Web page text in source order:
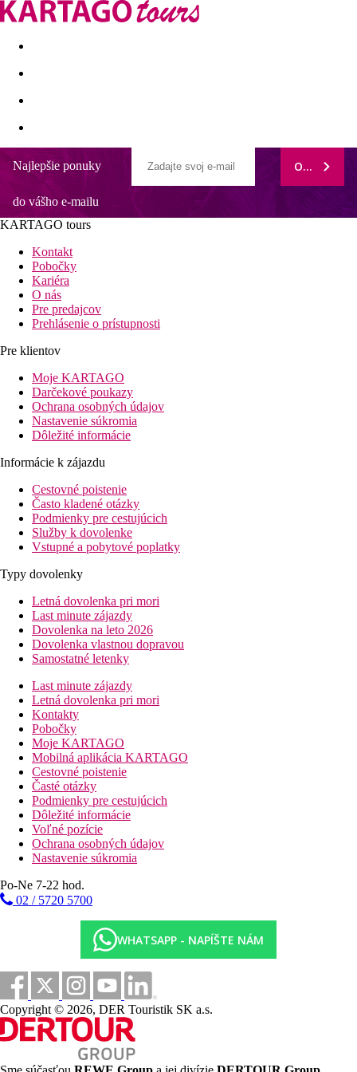
Last minute Dovolenkové kluby
Villa Melodie
Vzdialenosti
1 m
Nákupy
1,5 km
Centrum mesta
50 km
Vzdialenosť k pláži
Pláž
Slnečníky na pláži za poplatok
bazény
Ležadlá a slnečníky pri bazéne zadarmo
Fotogaléria
Najlepšie ponuky
do vášho e-mailu
ODOBERAŤ
KARTAGO tours
Kontakt
Pobočky
Kariéra
O nás
Pre predajcov
Prehlásenie o prístupnosti
Pre klientov
Moje KARTAGO
Darčekové poukazy
Ochrana osobných údajov
Nastavenie súkromia
Dôležité informácie
Informácie k zájazdu
Cestovné poistenie
Často kladené otázky
Podmienky pre cestujúcich
Služby k dovolenke
Vstupné a pobytové poplatky
Typy dovolenky
Letná dovolenka pri mori
Last minute zájazdy
Dovolenka na leto 2026
Dovolenka vlastnou dopravou
Samostatné letenky
Last minute zájazdy
Letná dovolenka pri mori
Kontakty
Pobočky
Moje KARTAGO
Mobilná aplikácia KARTAGO
Cestovné poistenie
Časté otázky
Podmienky pre cestujúcich
Dôležité informácie
Voľné pozície
Ochrana osobných údajov
Nastavenie súkromia
Po-Ne 7-22 hod.
02 / 5720 5700
WHATSAPP - NAPÍŠTE NÁM
Copyright © 2026, DER Touristik SK a.s.